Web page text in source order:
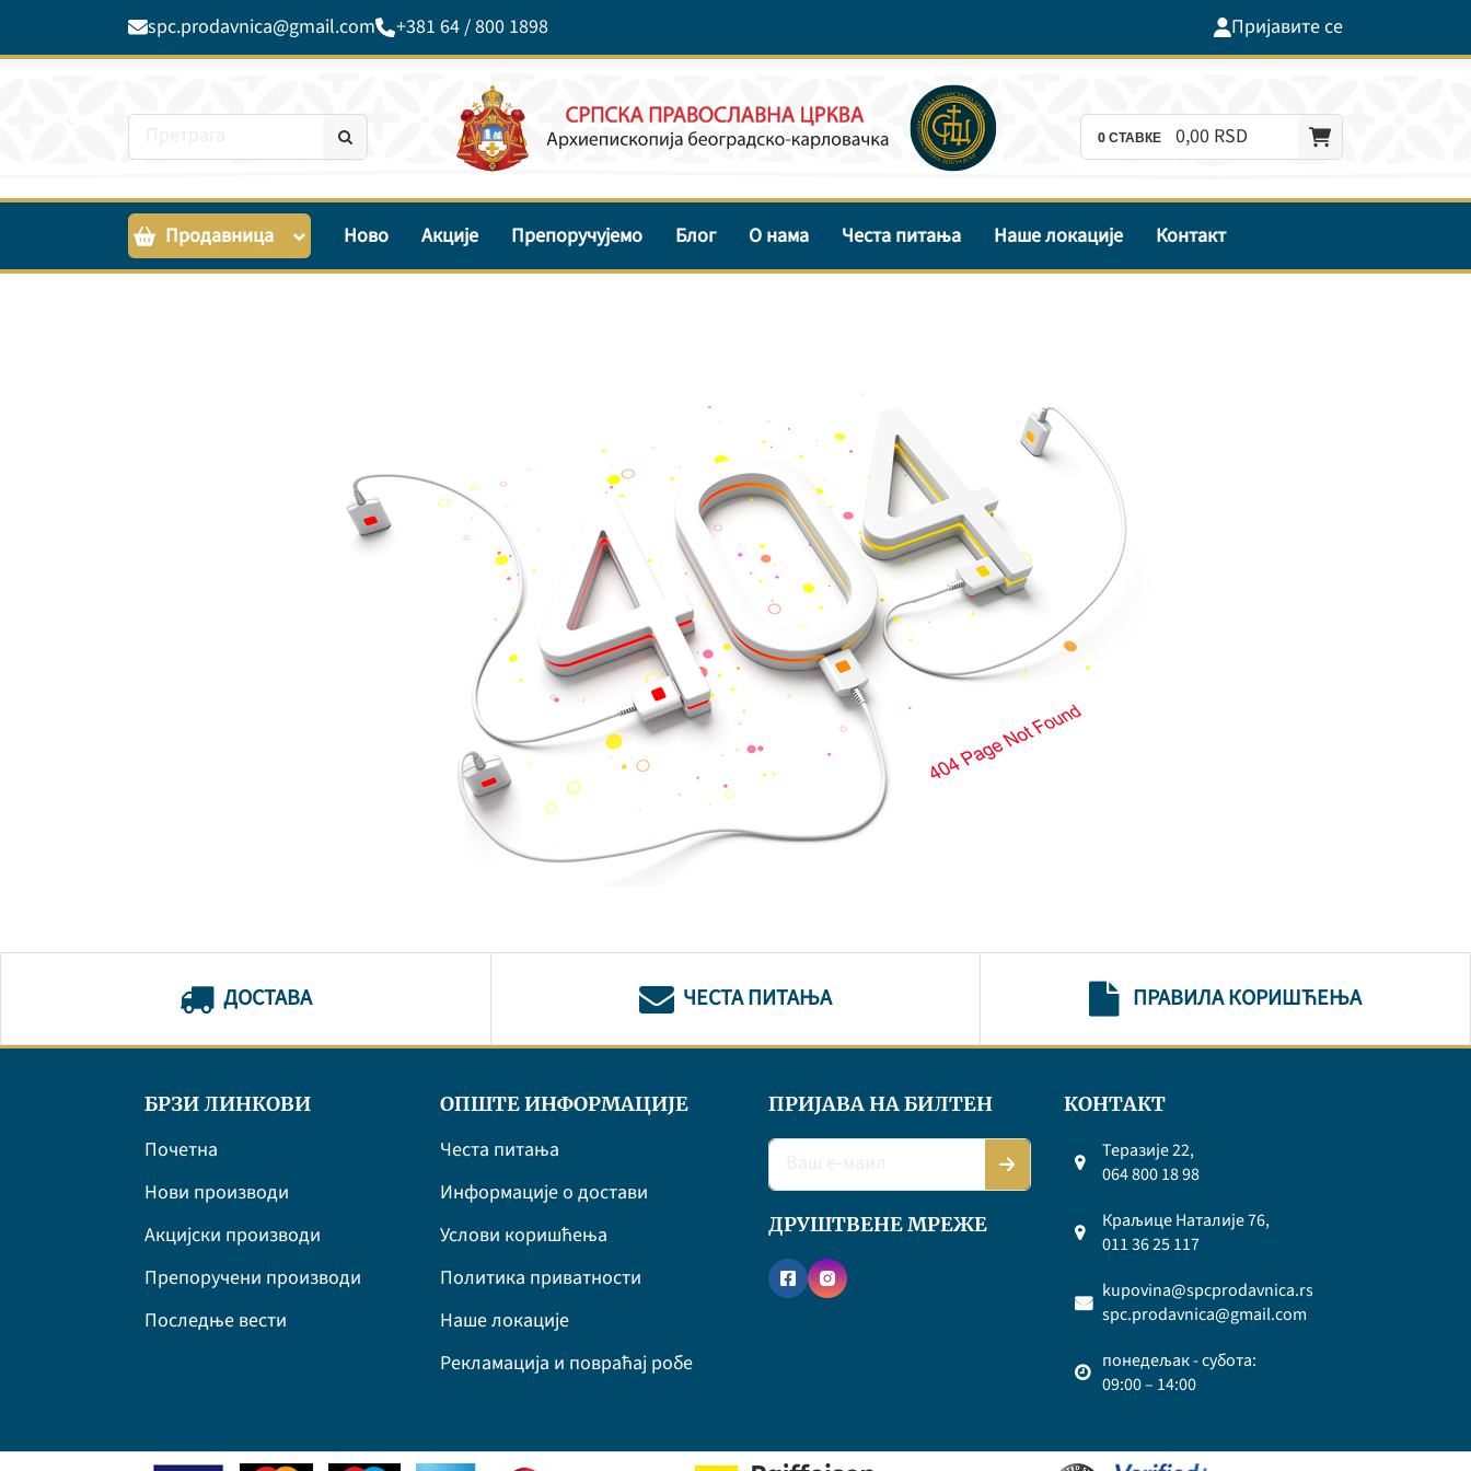
spc.prodavnica@gmail.com +381 64 / 800 1898 Пријавите се
0СТАВКЕ 0,00 RSD
Продавница Ново Акције Препоручујемо Блог О нама Честа питања Наше локације Контакт
ДОСТАВА ЧЕСТА ПИТАЊА ПРАВИЛА КОРИШЋЕЊА
БРЗИ ЛИНКОВИ
Почетна
Нови производи
Акцијски производи
Препоручени производи
Последње вести
ОПШТЕ ИНФОРМАЦИЈЕ
Честа питања
Информације о достави
Услови коришћења
Политика приватности
Наше локације
Рекламација и повраћај робе
ПРИЈАВА НА БИЛТЕН
ДРУШТВЕНЕ МРЕЖЕ
КОНТАКТ
Теразије 22,
064 800 18 98
Краљице Наталије 76,
011 36 25 117
kupovina@spcprodavnica.rs
spc.prodavnica@gmail.com
понедељак - субота:
09:00 – 14:00